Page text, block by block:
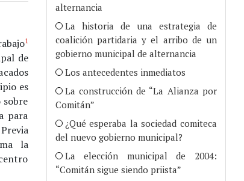
1
de
es
sobre
para
la
alternancia
La historia de una estrategia de
coalición partidaria y el arribo de un
gobierno municipal de alternancia
Los antecedentes inmediatos
La construcción de “La Alianza por
Comitán”
¿Qué esperaba la sociedad comiteca
del nuevo gobierno municipal?
La elección municipal de 2004:
“Comitán sigue siendo priista”